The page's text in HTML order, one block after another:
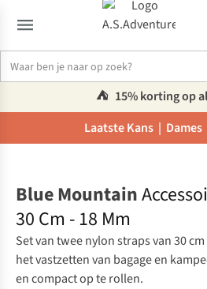
⛺️ 15% korting op
Laatste Kans | Dames
Blue Mountain
30 Cm - 18 Mm
Set van twee nylon straps van 30
het vastzetten van bagage en
en compact op te rollen.